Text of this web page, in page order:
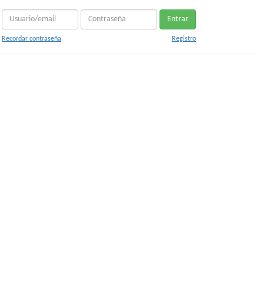
Entrar
Recordar contraseña Registro